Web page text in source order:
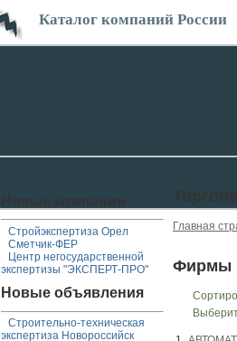
Каталог компаний России
Стройэкспертиза Орел
Сметчик-ФЕР
Центр негосударственной
экспертизы "ЭКСПЕРТ-ПРО"
Новые объявления
Строительно-техническая
экспертиза Новороссийск
Главная
Фирмы